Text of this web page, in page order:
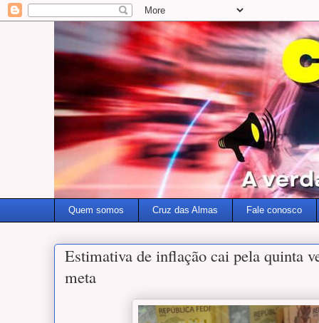
Quem somos Cruz das Almas Fale conosco
Estimativa de inflação cai pela quinta
meta